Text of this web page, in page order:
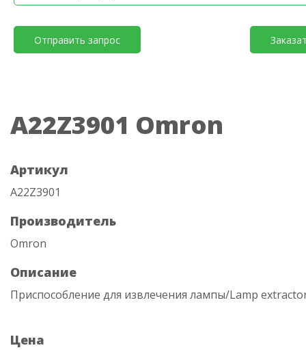
Отправить запрос
A22Z3901 Omron
Артикул
A22Z3901
Производитель
Omron
Описание
Приспособление для извлечения лампы/Lamp
Цена